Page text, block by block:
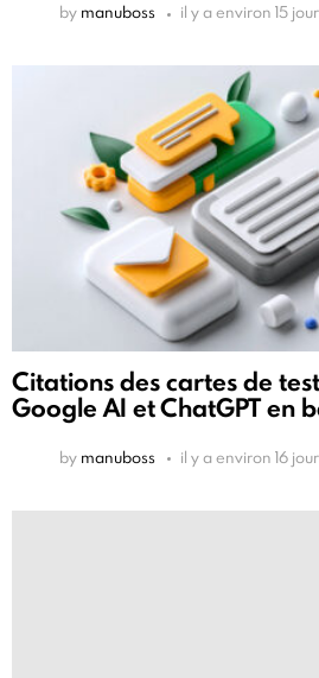
by manuboss il y a environ 15
Citations des cartes de
Google AI et ChatGPT en
by manuboss il y a environ 16